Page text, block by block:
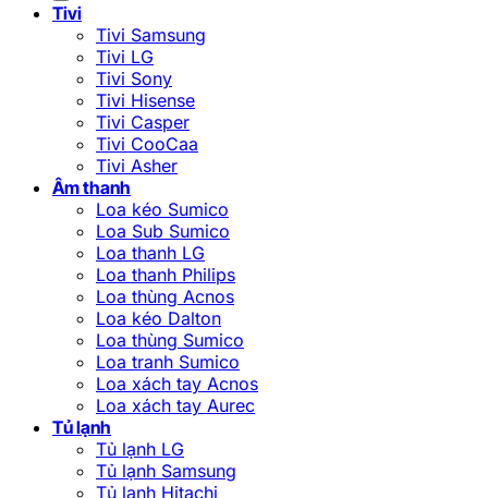
Tivi
Tivi Samsung
Tivi LG
Tivi Sony
Tivi Hisense
Tivi Casper
Tivi CooCaa
Tivi Asher
Âm thanh
Loa kéo Sumico
Loa Sub Sumico
Loa thanh LG
Loa thanh Philips
Loa thùng Acnos
Loa kéo Dalton
Loa thùng Sumico
Loa tranh Sumico
Loa xách tay Acnos
Loa xách tay Aurec
Tủ lạnh
Tủ lạnh LG
Tủ lạnh Samsung
Tủ lạnh Hitachi